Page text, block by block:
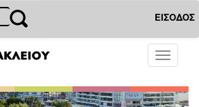
ΕΙΣΟΔΟΣ
Toggle